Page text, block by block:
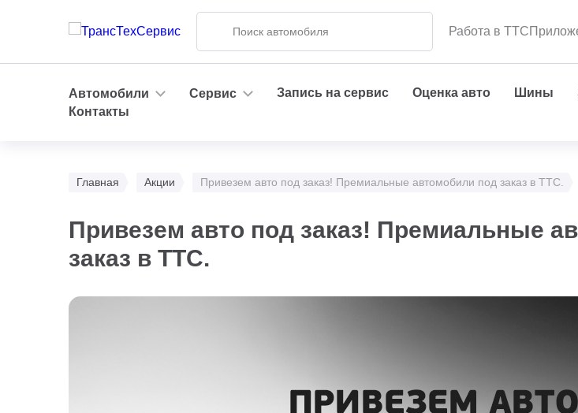
Работа в ТТС
Автомобили Сервис Запись на сервис Оценка авто Шины
Контакты
Главная Акции Привезем авто под заказ! Премиальные автомобили под заказ в ТТС.
Привезем авто под заказ! Премиальные
заказ в ТТС.